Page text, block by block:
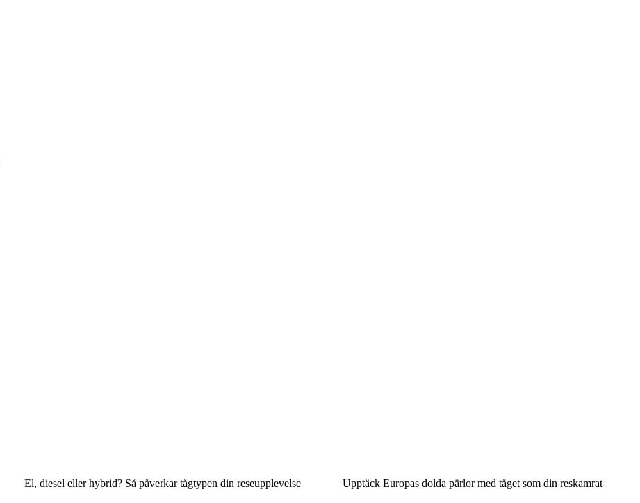
El, diesel eller hybrid? Så påverkar tågtypen din reseupplevelse Upptäck Europas dolda pärlor med tåget som din reskamrat